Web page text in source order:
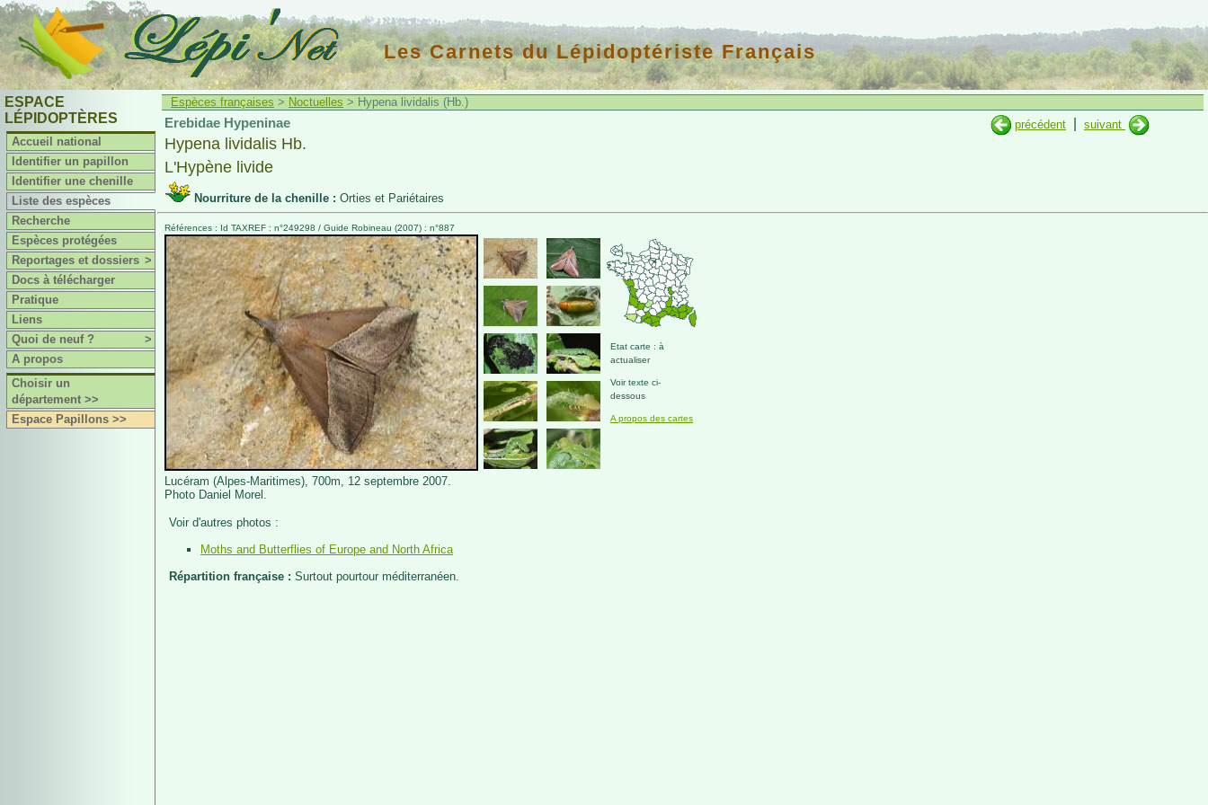
Les Carnets du Lépidoptériste Français
ESPACE
LÉPIDOPTÈRES
Accueil national
Identifier un papillon
Identifier une chenille
Liste des espèces
Recherche
Espèces protégées
Reportages et dossiers >
Docs à télécharger
Pratique
Liens
Quoi de neuf ?
>
A propos
Choisir un
département >>
Espace Papillons >>
Espèces françaises > Noctuelles > Hypena lividalis (Hb.)
précédent
suivant
Erebidae Hypeninae
Hypena lividalis Hb.
L'Hypène livide
Nourriture de la chenille : Orties et Pariétaires
Références : Id TAXREF : n°249298 / Guide Robineau (2007) : n°887
Lucéram (Alpes-Maritimes), 700m, 12 septembre 2007.
Photo Daniel Morel.
Etat carte : à
actualiser
Voir texte ci-
dessous
A propos des cartes
Voir d'autres photos :
Moths and Butterflies of Europe and North Africa
Répartition française : Surtout pourtour méditerranéen.